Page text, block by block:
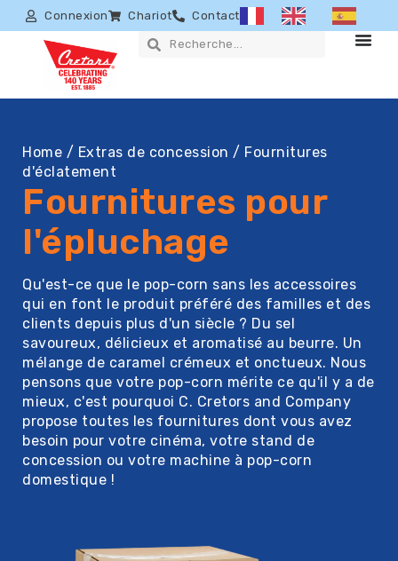
Connexion Chariot Contact
Home / Extras de concession / Fournitures
d'éclatement
Fournitures pour
l'épluchage
Qu'est-ce que le pop-corn sans les accessoires
qui en font le produit préféré des familles et des
clients depuis plus d'un siècle ? Du sel
savoureux, délicieux et aromatisé au beurre. Un
mélange de caramel crémeux et onctueux. Nous
pensons que votre pop-corn mérite ce qu'il y a de
mieux, c'est pourquoi C. Cretors and Company
propose toutes les fournitures dont vous avez
besoin pour votre cinéma, votre stand de
concession ou votre machine à pop-corn
domestique !